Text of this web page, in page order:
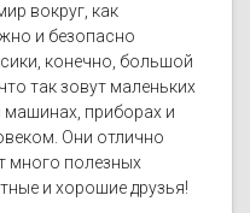
вокруг, как
и безопасно
конечно, большой
так зовут маленьких
машинах, приборах и
Они отлично
много полезных
и хорошие друзья!